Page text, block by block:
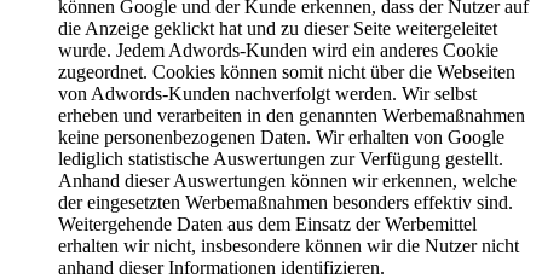
können Google und der Kunde erkennen, dass der Nutzer auf
die Anzeige geklickt hat und zu dieser Seite weitergeleitet
wurde. Jedem Adwords-Kunden wird ein anderes Cookie
zugeordnet. Cookies können somit nicht über die Webseiten
von Adwords-Kunden nachverfolgt werden. Wir selbst
erheben und verarbeiten in den genannten Werbemaßnahmen
keine personenbezogenen Daten. Wir erhalten von Google
lediglich statistische Auswertungen zur Verfügung gestellt.
Anhand dieser Auswertungen können wir erkennen, welche
der eingesetzten Werbemaßnahmen besonders effektiv sind.
Weitergehende Daten aus dem Einsatz der Werbemittel
erhalten wir nicht, insbesondere können wir die Nutzer nicht
anhand dieser Informationen identifizieren.